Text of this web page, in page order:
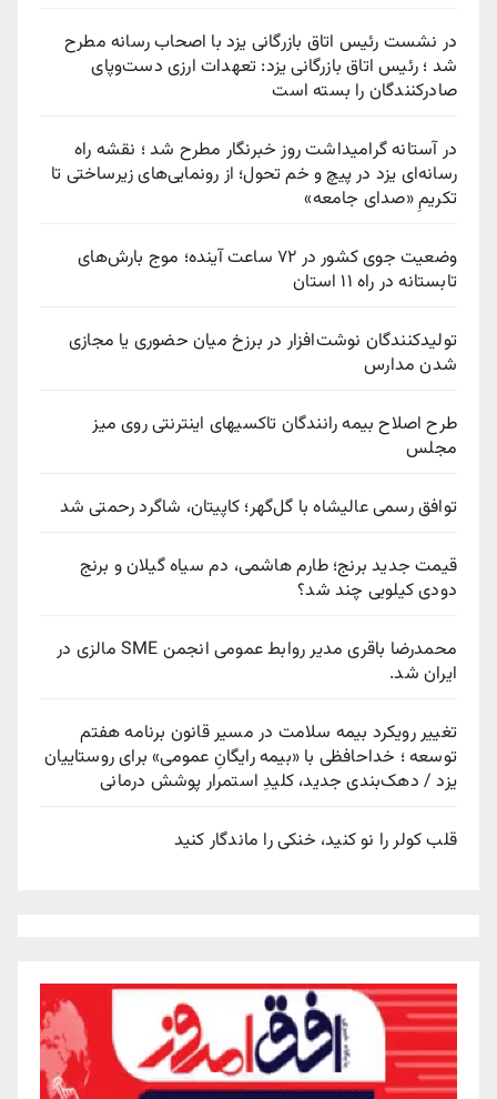
در نشست رئیس اتاق بازرگانی یزد با اصحاب رسانه مطرح
شد ؛ رئیس اتاق بازرگانی یزد: تعهدات ارزی دست‌وپای
صادرکنندگان را بسته است
در آستانه گرامیداشت روز خبرنگار مطرح شد ؛ نقشه راه
رسانه‌ای یزد در پیچ‌ و خم تحول؛ از رونمایی‌های زیرساختی تا
تکریمِ «صدای جامعه»
وضعیت جوی کشور در ۷۲ ساعت آینده؛ موج بارش‌های
تابستانه در راه ۱۱ استان
تولیدکنندگان نوشت‌افزار در برزخ میان حضوری یا مجازی
شدن مدارس
طرح اصلاح بیمه رانندگان تاکسیهای اینترنتی روی میز
مجلس
توافق رسمی عالیشاه با گل‌گهر؛ کاپیتان، شاگرد رحمتی شد
قیمت جدید برنج؛ طارم هاشمی، دم سیاه گیلان و برنج
دودی کیلویی چند شد؟
محمدرضا باقری مدیر روابط عمومی انجمن SME مالزی در
ایران شد.
تغییر رویکرد بیمه سلامت در مسیر قانون برنامه هفتم
توسعه ؛ خداحافظی با «بیمه رایگانِ عمومی» برای روستاییان
یزد / دهک‌بندی جدید، کلیدِ استمرار پوشش درمانی
قلب کولر را نو کنید، خنکی را ماندگار کنید